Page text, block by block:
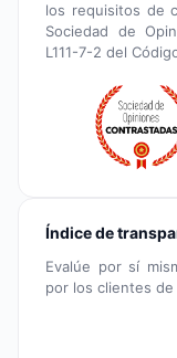
los requisitos de
Sociedad de
L111-7-2 del
Índice de
Evalúe por sí
por los clientes